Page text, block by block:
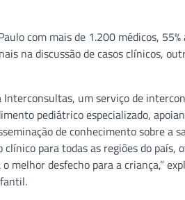
com mais de 1.200 médicos,
na discussão de casos clínicos,
Interconsultas, um serviço de
pediátrico especializado,
de conhecimento sobre a
para todas as regiões do
desfecho para a criança,”